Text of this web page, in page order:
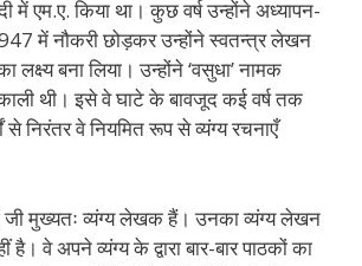
में एम.ए. किया था। कुछ वर्ष उन्होंने अध्यापन-
में नौकरी छोड़कर उन्होंने स्वतन्त्र लेखन
लक्ष्य बना लिया। उन्होंने ‘वसुधा’ नामक
थी। इसे वे घाटे के बावजूद कई वर्ष तक
से निरंतर वे नियमित रूप से व्यंग्य रचनाएँ
मुख्यतः व्यंग्य लेखक हैं। उनका व्यंग्य लेखन
वे अपने व्यंग्य के द्वारा बार-बार पाठकों का